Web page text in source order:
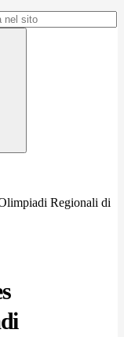
Regionali di